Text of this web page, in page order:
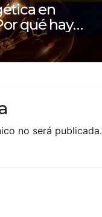
en
qué hay
hasta 14 horas
no será publicada.